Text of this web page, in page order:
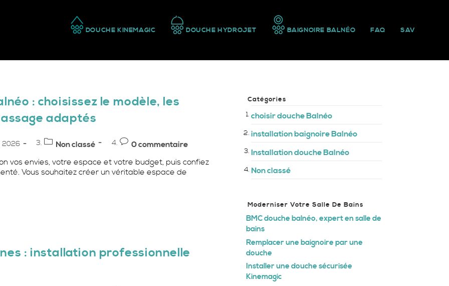
DOUCHE KINEMAGIC DOUCHE HYDROJET BAIGNOIRE BALNÉO FAQ SAV
: choisissez le modèle, les
adaptés
2026
PostNon classé
Commentaires
la
publication :
0 commentaire
vos envies, votre espace et votre budget, puis confiez
Vous souhaitez créer un véritable espace de
: installation professionnelle
Catégories
choisir douche Balnéo
installation baignoire Balnéo
Installation douche Balnéo
Non classé
Moderniser Votre Salle De Bains
BMC douche balnéo, expert en salle de
bains
Remplacer une baignoire par une
douche
Installer une douche sécurisée
Kinemagic